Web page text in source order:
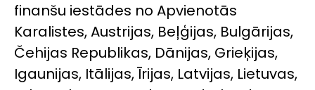
finanšu iestādes no Apvienotās
Karalistes, Austrijas, Beļģijas, Bulgārijas,
Čehijas Republikas, Dānijas, Grieķijas,
Igaunijas, Itālijas, Īrijas, Latvijas, Lietuvas,